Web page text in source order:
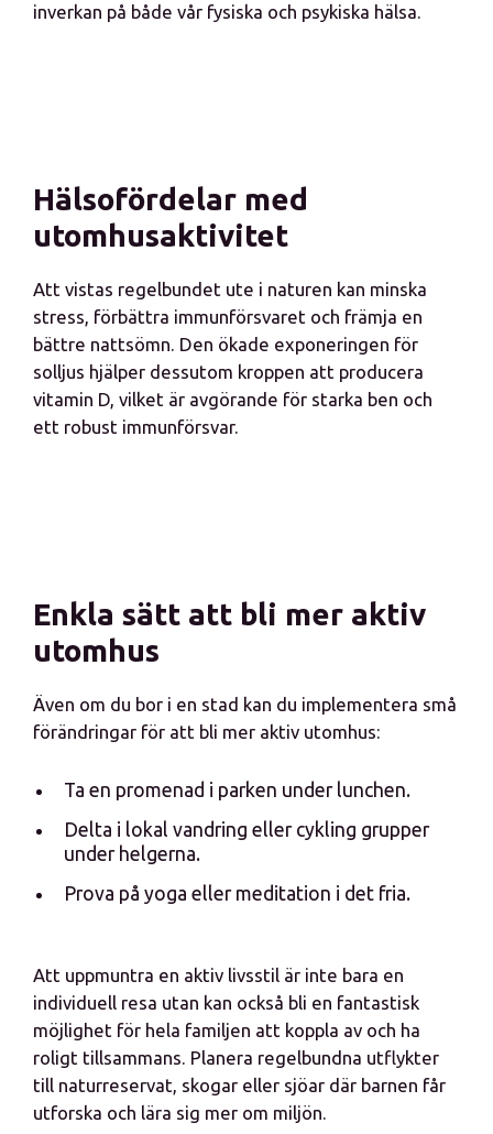
inverkan på både vår fysiska och psykiska hälsa.
Hälsofördelar med
utomhusaktivitet
Att vistas regelbundet ute i naturen kan minska
stress, förbättra immunförsvaret och främja en
bättre nattsömn. Den ökade exponeringen för
solljus hjälper dessutom kroppen att producera
vitamin D, vilket är avgörande för starka ben och
ett robust immunförsvar.
Enkla sätt att bli mer aktiv
utomhus
Även om du bor i en stad kan du implementera små
förändringar för att bli mer aktiv utomhus:
Ta en promenad i parken under lunchen.
Delta i lokal vandring eller cykling grupper
under helgerna.
Prova på yoga eller meditation i det fria.
Att uppmuntra en aktiv livsstil är inte bara en
individuell resa utan kan också bli en fantastisk
möjlighet för hela familjen att koppla av och ha
roligt tillsammans. Planera regelbundna utflykter
till naturreservat, skogar eller sjöar där barnen får
utforska och lära sig mer om miljön.